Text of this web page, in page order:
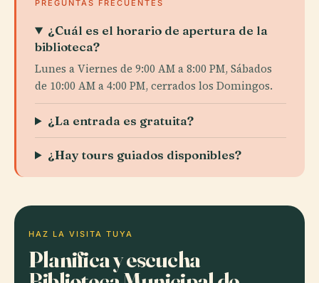
PREGUNTAS FRECUENTES
¿Cuál es el horario de apertura de la
biblioteca?
Lunes a Viernes de 9:00 AM a 8:00 PM, Sábados
de 10:00 AM a 4:00 PM, cerrados los Domingos.
¿La entrada es gratuita?
¿Hay tours guiados disponibles?
HAZ LA VISITA TUYA
Planifica y escucha